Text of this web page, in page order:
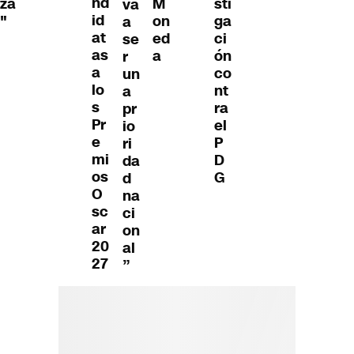
"
id
at
as
a
lo
s
Pr
e
mi
os
O
sc
ar
20
27
va
a
se
r
un
a
pr
io
ri
da
d
na
ci
on
al
”
on
ed
a
ga
ci
ón
co
nt
ra
el
P
D
G